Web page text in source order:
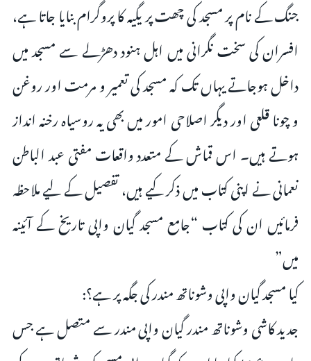
جنگ کے نام پر مسجد کی چھت پر یگیہ کا پروگرام بنایا جاتا ہے،
افسران کی سخت نگرانی میں اہل ہنود دھڑلے سے مسجد میں
داخل ہوجاتے یہاں تک کہ مسجد کی تعمیر و مرمت اور روغن
و چونا قلعی اور دیگر اصلاحی امور میں بھی یہ روسیاہ رخنہ انداز
ہوتے ہیں۔ اس قماش کے متعدد واقعات مفتی عبد الباطن
نعمانی نے اپنی کتاب میں ذکر کیے ہیں، تفصیل کے لیے ملاحظہ
فرمائیں ان کی کتاب “جامع مسجد گیان واپی تاریخ کے آئینہ
میں”
کیا مسجد گیان واپی وشوناتھ مندر کی جگہ پر ہے؟:
جدید کاشی وشوناتھ مندر گیان واپی مندر سے متصل ہے جس